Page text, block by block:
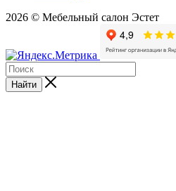
2026 © Мебельный салон Эстет
Найти